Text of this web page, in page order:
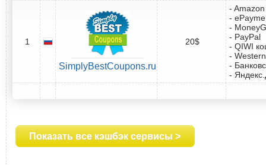
1
SimplyBestCoupons.ru
20$
-
-
-
- PayPal
- QIWI
-
-
-
Показать все кэшбэк сервисы >